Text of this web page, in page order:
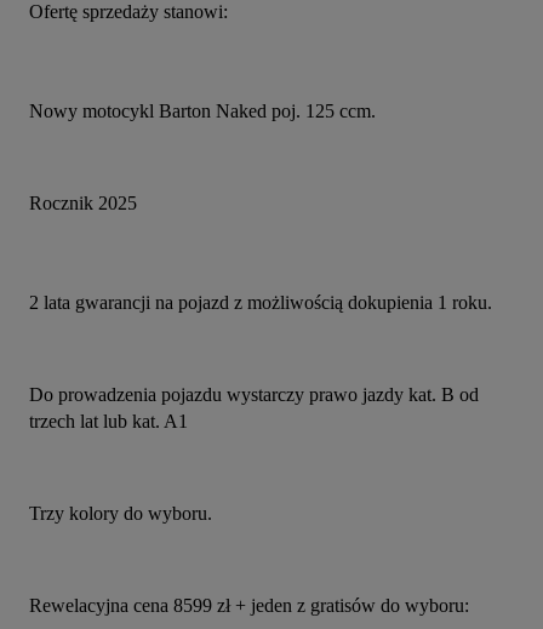
Ofertę sprzedaży stanowi:
Nowy motocykl Barton Naked poj. 125 ccm.
Rocznik 2025
2 lata gwarancji na pojazd z możliwością dokupienia 1 roku.
Do prowadzenia pojazdu wystarczy prawo jazdy kat. B od
trzech lat lub kat. A1
Trzy kolory do wyboru.
Rewelacyjna cena 8599 zł + jeden z gratisów do wyboru: